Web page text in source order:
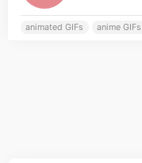
animated GIFs anime GIFs